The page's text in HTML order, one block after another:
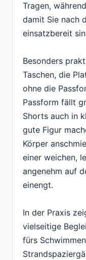
Tragen,
damit Sie nach
einsatzbereit
Besonders
Taschen, die
ohne die
Passform fällt
Shorts auch in
gute Figur
Körper
einer weichen,
angenehm auf
einengt.
In der Praxis
vielseitige
fürs